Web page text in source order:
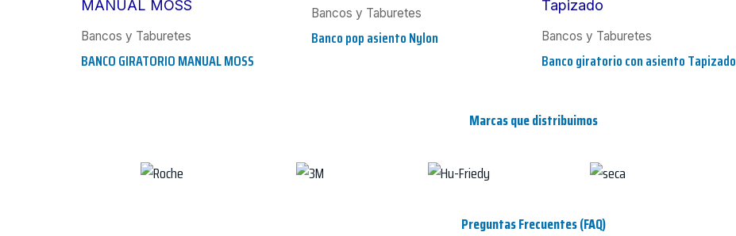
Bancos y Taburetes
BANCO GIRATORIO MANUAL MOSS
Bancos y Taburetes
Banco pop asiento Nylon Bancos y Taburetes
Banco giratorio con asiento Tapizado
Marcas que distribuimos
Preguntas Frecuentes (FAQ)